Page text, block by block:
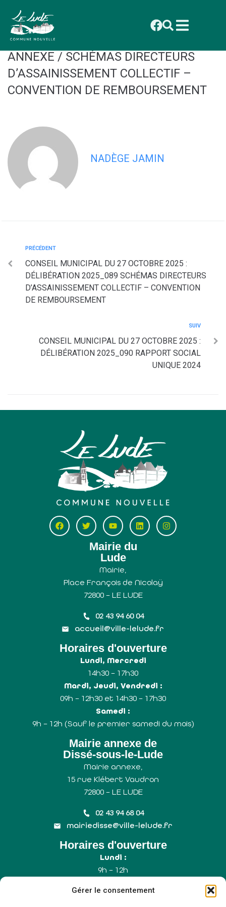
Gérer le consentement
principal
CONSEIL MUNICIPAL DU 27 OCTOBRE
2025 : DÉLIBÉRATION 2025_089
ANNEXE / SCHÉMAS DIRECTEURS
D’ASSAINISSEMENT COLLECTIF –
CONVENTION DE REMBOURSEMENT
NADÈGE JAMIN
PRÉCÉDENT
CONSEIL MUNICIPAL DU 27 OCTOBRE 2025 :
DÉLIBÉRATION 2025_089 SCHÉMAS DIRECTEURS
D’ASSAINISSEMENT COLLECTIF – CONVENTION
DE REMBOURSEMENT
SUIV
CONSEIL MUNICIPAL DU 27 OCTOBRE 2025 :
DÉLIBÉRATION 2025_090 RAPPORT SOCIAL
UNIQUE 2024
Mairie du
Lude
Mairie,
Place François de Nicolaÿ
72800 – LE LUDE
02 43 94 60 04
accueil@ville-lelude.fr
Horaires d'ouverture
Lundi, Mercredi
14h30 – 17h30
Mardi, Jeudi, Vendredi :
09h – 12h30 et 14h30 – 17h30
Samedi :
9h – 12h (Sauf le premier samedi du mois)
Mairie annexe de
Dissé-sous-le-Lude
Mairie annexe,
15 rue Klébert Vaudron
72800 – LE LUDE
02 43 94 68 04
mairiedisse@ville-lelude.fr
Horaires d'ouverture
Lundi :
9h – 12h
9h – 12h